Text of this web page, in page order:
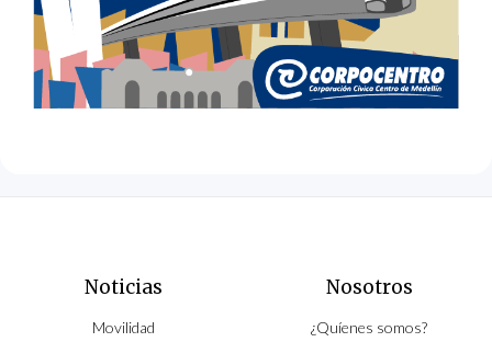
Noticias
Movilidad
Nosotros
¿Quíenes somos?